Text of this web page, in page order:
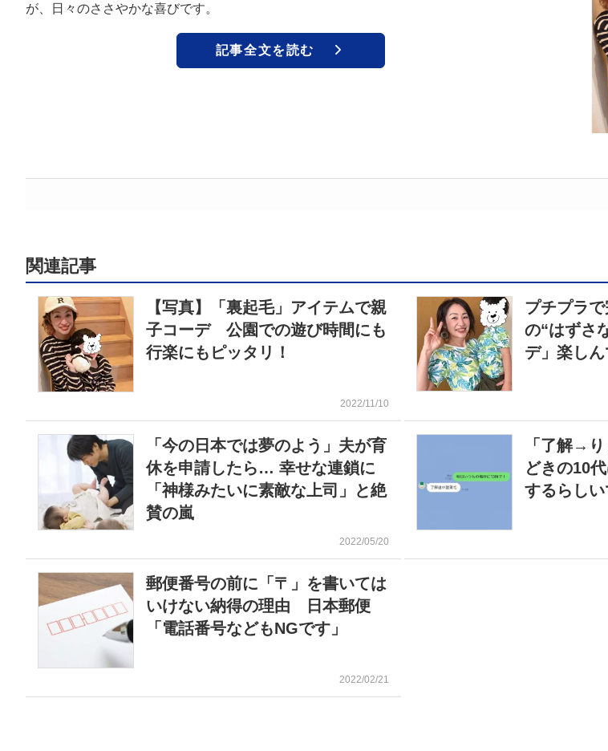
が、日々のささやかな喜びです。
記事全文を読む
関連記事
【写真】「裏起毛」アイテムで親
子コーデ 公園での遊び時間にも
行楽にもピッタリ！
2022/11/10
プチプラ
の“はずさ
デ」楽し
「今の日本では夢のよう」夫が育
休を申請したら… 幸せな連鎖に
「神様みたいに素敵な上司」と絶
賛の嵐
2022/05/20
「了解→
どきの10
するらし
郵便番号の前に「〒」を書いては
いけない納得の理由 日本郵便
「電話番号などもNGです」
2022/02/21